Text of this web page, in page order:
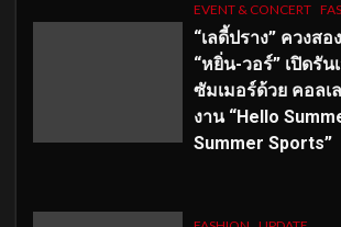
EVENT & CONCERT
“เลดี้ปราง” ควงส
“หยิ่น-วอร์” เปิดรัน
ซัมเมอร์ด้วย คอล
งาน “Hello
Summer Sports”